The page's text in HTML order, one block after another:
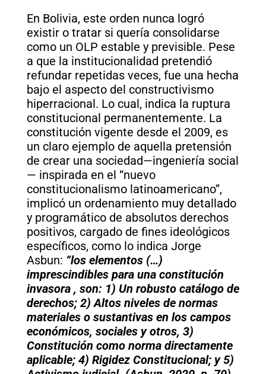
En Bolivia, este orden nunca logró
existir o tratar si quería consolidarse
como un OLP estable y previsible. Pese
a que la institucionalidad pretendió
refundar repetidas veces, fue una hecha
bajo el aspecto del constructivismo
hiperracional. Lo cual, indica la ruptura
constitucional permanentemente. La
constitución vigente desde el 2009, es
un claro ejemplo de aquella pretensión
de crear una sociedad—ingeniería social
— inspirada en el “nuevo
constitucionalismo latinoamericano”,
implicó un ordenamiento muy detallado
y programático de absolutos derechos
positivos, cargado de fines ideológicos
específicos, como lo indica Jorge
Asbun: “los elementos (…)
imprescindibles para una constitución
invasora , son: 1) Un robusto catálogo de
derechos; 2) Altos niveles de normas
materiales o sustantivas en los campos
económicos, sociales y otros, 3)
Constitución como norma directamente
aplicable; 4) Rigidez Constitucional; y 5)